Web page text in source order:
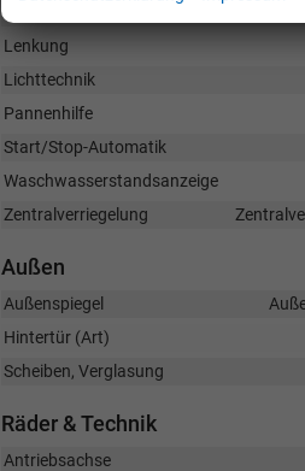
Einparkhilfe
Lenkung
Lichttechnik
Pannenhilfe
Start/Stop-Automatik
Waschwasserstandsanzeige
Zentralverriegelung
Außen
Außenspiegel
Hintertür (Art)
Scheiben, Verglasung
Räder & Technik
Antriebsachse